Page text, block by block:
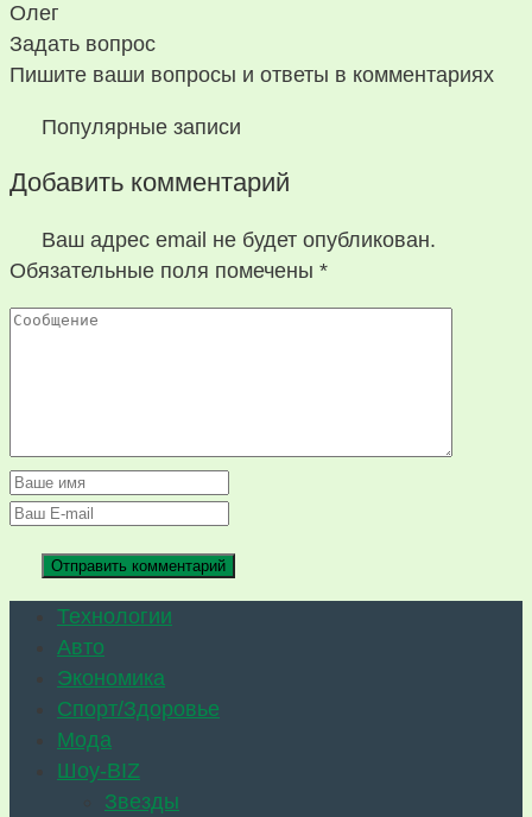
Олег
Задать вопрос
Пишите ваши вопросы и ответы в комментариях
Популярные записи
Добавить комментарий
Ваш адрес email не будет опубликован.
Обязательные поля помечены *
Технологии
Авто
Экономика
Спорт/Здоровье
Мода
Шоу-BIZ
Звезды